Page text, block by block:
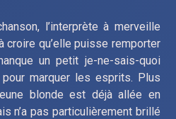
l’interprète à merveille
croire qu’elle puisse remporter
un petit je-ne-sais-quoi
marquer les esprits. Plus
blonde est déjà allée en
n’a pas particulièrement brillé